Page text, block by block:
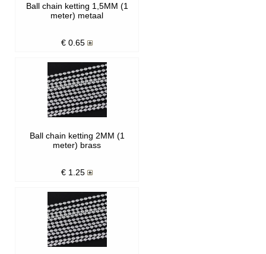
Ball chain ketting 1,5MM (1
meter) metaal
€ 0.65
Ball chain ketting 2MM (1
meter) brass
€ 1.25